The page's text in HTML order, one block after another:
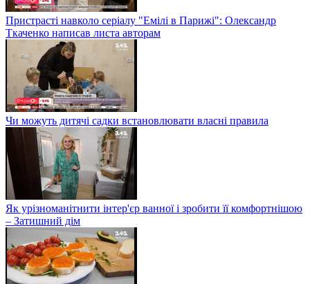
Пристрасті навколо серіалу "Емілі в Парижі": Олександр
Ткаченко написав листа авторам
Чи можуть дитячі садки встановлювати власні правила
Як урізноманітнити інтер'єр ванної і зробити її комфортнішою
– Затишний дім